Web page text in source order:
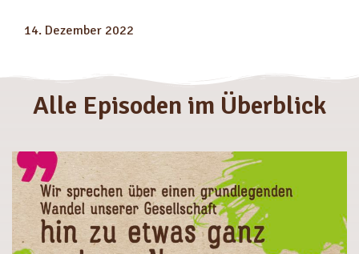
14. Dezember 2022
Alle Episoden im Überblick